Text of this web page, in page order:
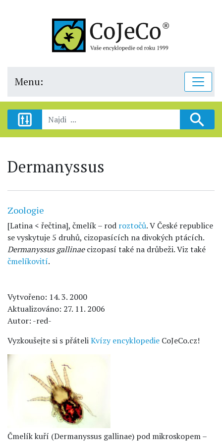
Menu:
Dermanyssus
Zoologie
[Latina < řečtina], čmelík – rod roztočů. V České republice
se vyskytuje 5 druhů, cizopasících na divokých ptácích.
Dermanyssus gallinaecizopasí také na drůbeži. Viz také
čmelíkovití.
Vytvořeno: 14. 3. 2000
Aktualizováno: 27. 11. 2006
Autor: -red-
Vyzkoušejte si s přáteliKvízy encyklopedie CoJeCo.cz!
Čmelík kuří (Dermanyssus gallinae) pod mikroskopem –